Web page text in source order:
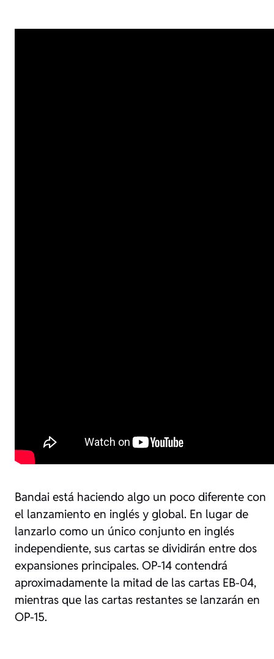
Bandai está haciendo algo un poco diferente con
el lanzamiento en inglés y global. En lugar de
lanzarlo como un único conjunto en inglés
independiente, sus cartas se dividirán entre dos
expansiones principales. OP-14 contendrá
aproximadamente la mitad de las cartas EB-04,
mientras que las cartas restantes se lanzarán en
OP-15.